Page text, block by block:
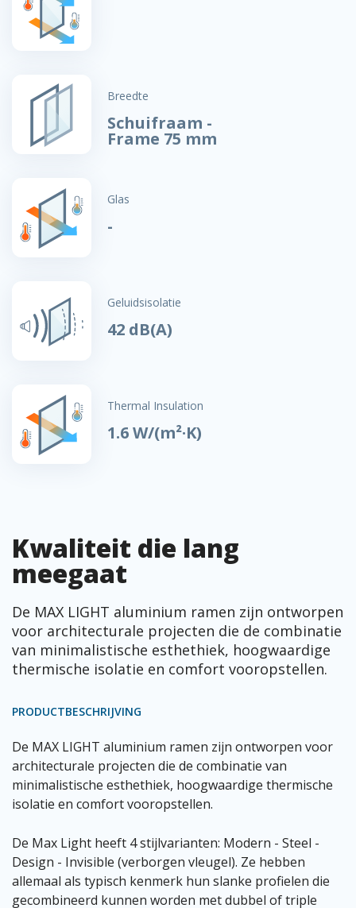
Breedte
Schuifraam -
Frame 75 mm
Glas
-
Geluidsisolatie
42 dB(A)
Thermal Insulation
1.6 W/(m²·K)
Kwaliteit die lang
meegaat
De MAX LIGHT aluminium ramen zijn ontworpen
voor architecturale projecten die de combinatie
van minimalistische esthethiek, hoogwaardige
thermische isolatie en comfort vooropstellen.
PRODUCTBESCHRIJVING
De MAX LIGHT aluminium ramen zijn ontworpen voor
architecturale projecten die de combinatie van
minimalistische esthethiek, hoogwaardige thermische
isolatie en comfort vooropstellen.
De Max Light heeft 4 stijlvarianten: Modern - Steel -
Design - Invisible (verborgen vleugel). Ze hebben
allemaal als typisch kenmerk hun slanke profielen die
gecombineerd kunnen worden met dubbel of triple